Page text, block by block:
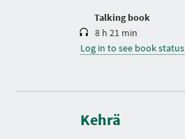
Talking book
8 h 21 min
Log in to see book status
Kehrä
D
r
a